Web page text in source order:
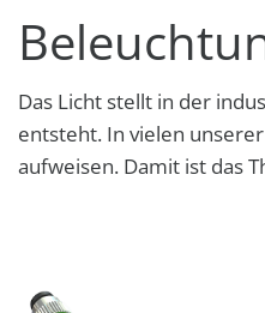
Das Licht stellt in der
entsteht. In vielen
aufweisen. Damit ist das